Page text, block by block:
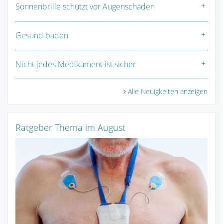
Sonnenbrille schützt vor Augenschäden
Gesund baden
Nicht jedes Medikament ist sicher
Alle Neuigkeiten anzeigen
Ratgeber Thema im August